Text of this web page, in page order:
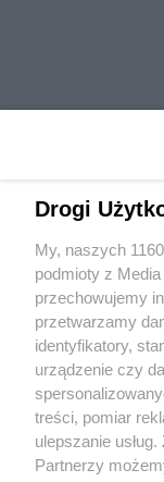
Wydawca mediów
Nie zapomnij
zapoznać się z:
Twojemiasto
Drogi
My, naszych
podmioty z
przechowujemy
przetwarzamy
identyfikatory,
urządzenie czy
treści, pomiar
ulepszanie
Partnerzy